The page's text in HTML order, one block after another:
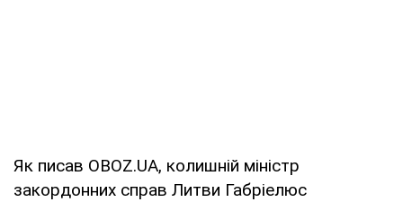
Як писав OBOZ.UA, колишній міністр
закордонних справ Литви Габріелюс